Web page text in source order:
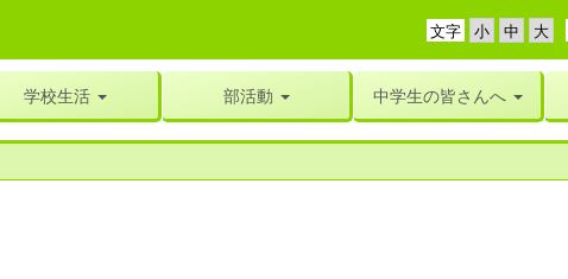
文字
学校生活 部活動 中学生の皆さんへ